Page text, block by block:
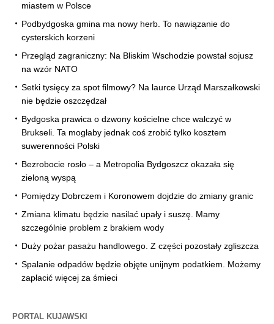
miastem w Polsce
Podbydgoska gmina ma nowy herb. To nawiązanie do
cysterskich korzeni
Przegląd zagraniczny: Na Bliskim Wschodzie powstał sojusz
na wzór NATO
Setki tysięcy za spot filmowy? Na laurce Urząd Marszałkowski
nie będzie oszczędzał
Bydgoska prawica o dzwony kościelne chce walczyć w
Brukseli. Ta mogłaby jednak coś zrobić tylko kosztem
suwerenności Polski
Bezrobocie rosło – a Metropolia Bydgoszcz okazała się
zieloną wyspą
Pomiędzy Dobrczem i Koronowem dojdzie do zmiany granic
Zmiana klimatu będzie nasilać upały i suszę. Mamy
szczególnie problem z brakiem wody
Duży pożar pasażu handlowego. Z części pozostały zgliszcza
Spalanie odpadów będzie objęte unijnym podatkiem. Możemy
zapłacić więcej za śmieci
PORTAL KUJAWSKI